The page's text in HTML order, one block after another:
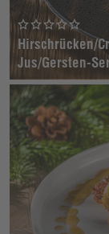
Hirschrücken/
Jus/Gersten-